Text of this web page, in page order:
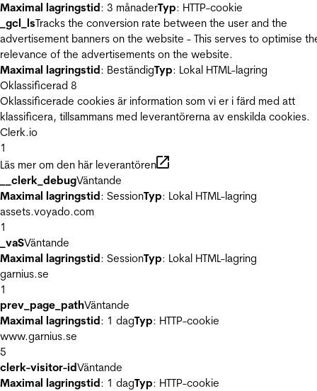
Maximal lagringstid: 3 månaderTyp: HTTP-cookie
_gcl_lsTracks the conversion rate between the user and the
advertisement banners on the website - This serves to optimise
relevance of the advertisements on the website.
Maximal lagringstid: BeständigTyp: Lokal HTML-lagring
Oklassificerad 8
Oklassificerade cookies är information som vi er i färd med att
klassificera, tillsammans med leverantörerna av enskilda cookies.
Clerk.io
1
Läs mer om den här leverantören
__clerk_debugVäntande
Maximal lagringstid: SessionTyp: Lokal HTML-lagring
assets.voyado.com
1
_vaSVäntande
Maximal lagringstid: SessionTyp: Lokal HTML-lagring
garnius.se
1
prev_page_pathVäntande
Maximal lagringstid: 1 dagTyp: HTTP-cookie
www.garnius.se
5
clerk-visitor-idVäntande
Maximal lagringstid: 1 dagTyp: HTTP-cookie